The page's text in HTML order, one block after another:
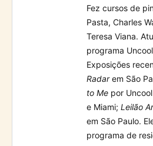
Fez cursos de
Pasta, Charles
Teresa Viana.
programa
Exposições
Radarem São
to Me por
e Miami; Leilão
em São Paulo.
programa de